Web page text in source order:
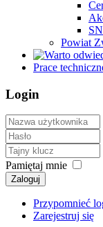
Powiat
Prace
Login
Pamiętaj mnie
Zaloguj
Przypomnieć
Zarejestruj się